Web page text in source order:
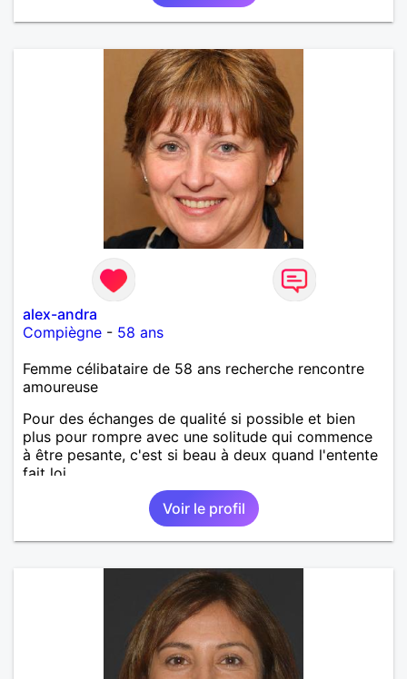
alex-andra
Compiègne - 58 ans
Femme célibataire de 58 ans recherche rencontre
amoureuse
Pour des échanges de qualité si possible et bien
plus pour rompre avec une solitude qui commence
à être pesante, c'est si beau à deux quand l'entente
fait loi.
Voir le profil